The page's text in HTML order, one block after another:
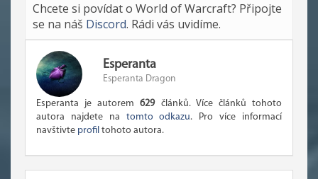
Chcete si povídat o World of Warcraft? Připojte
se na náš Discord. Rádi vás uvidíme.
Esperanta
Esperanta Dragon
Esperanta je autorem629článků. Více článků tohoto
autora najdete na tomto odkazu. Pro více informací
navštivte profil tohoto autora.